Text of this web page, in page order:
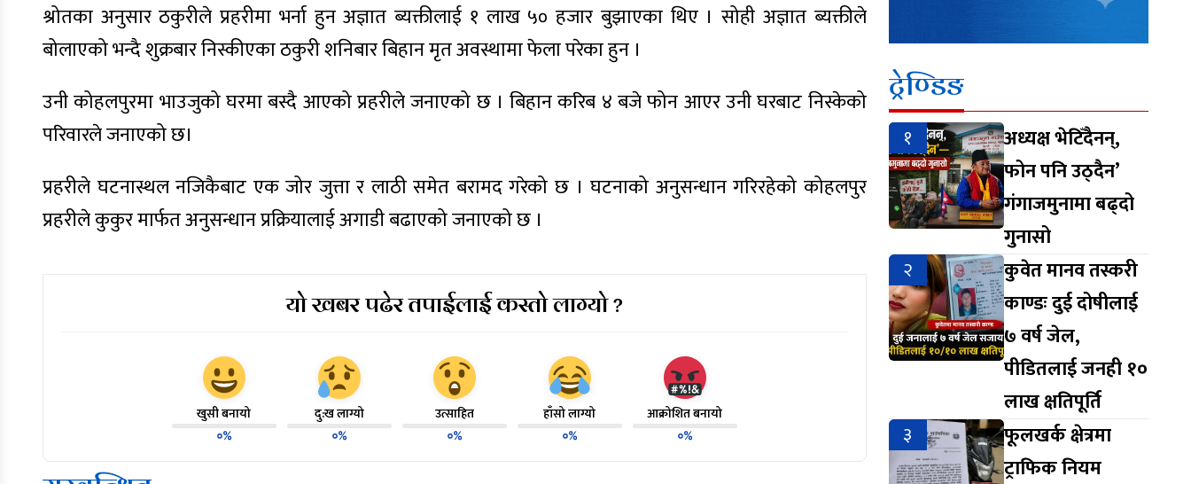
श्रोतका अनुसार ठकुरीले प्रहरीमा भर्ना हुन अज्ञात ब्यक्तीलाई १ लाख ५० हजार बुझाएका थिए । सोही अज्ञात ब्यक्तीले
बोलाएको भन्दै शुक्रबार निस्कीएका ठकुरी शनिबार बिहान मृत अवस्थामा फेला परेका हुन ।
उनी कोहलपुरमा भाउजुको घरमा बस्दै आएको प्रहरीले जनाएको छ । बिहान करिब ४ बजे फोन आएर उनी घरबाट निस्केको
परिवारले जनाएको छ।
प्रहरीले घटनास्थल नजिकैबाट एक जोर जुत्ता र लाठी समेत बरामद गरेको छ । घटनाको अनुसन्धान गरिरहेको कोहलपुर
प्रहरीले कुकुर मार्फत अनुसन्धान प्रक्रियालाई अगाडी बढाएको जनाएको छ ।
यो खबर पढेर तपाईलाई कस्तो लाग्यो ?
खुसी बनायो
०%
दु:ख लाग्यो
०%
उत्साहित
०%
हाँसो लाग्यो
०%
आक्रोशित बनायो
०%
ट्रेण्डिङ
१
अध्यक्ष भेटिँदैनन्,
फोन पनि उठ्दैन’
गंगाजमुनामा बढ्दो
गुनासो
२
कुवेत मानव तस्करी
काण्डः दुई दोषीलाई
७ वर्ष जेल,
पीडितलाई जनही १०
लाख क्षतिपूर्ति
३
फूलखर्क क्षेत्रमा
ट्राफिक नियम